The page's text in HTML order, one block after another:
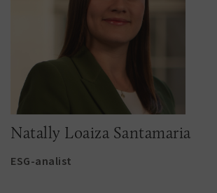
Natally Loaiza Santamaria
ESG-analist